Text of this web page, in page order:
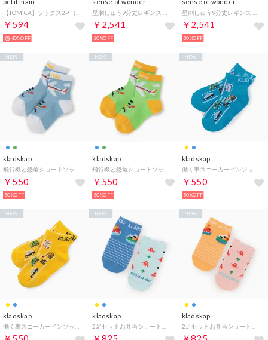
petit main
￥594
40%OFF
sense of wonder
￥2,541
30%OFF
sense of wonder
￥2,541
30%OFF
kladskap
￥550
NEW
50%OFF
kladskap
￥550
NEW
50%OFF
kladskap
￥550
NEW
50%OFF
kladskap
NEW
kladskap
NEW
kladskap
NEW